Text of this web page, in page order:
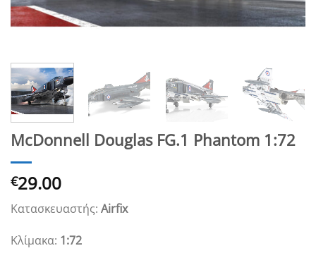
McDonnell Douglas FG.1 Phantom 1:72
€29.00
Κατασκευαστής: Airfix
Κλίμακα: 1:72